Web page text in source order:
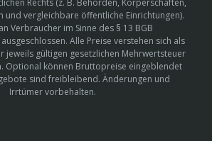
Rechts (z. B. Behörden, Körperschaften,
und vergleichbare öffentliche Einrichtungen).
Verbraucher im Sinne des § 13 BGB
Alle Preise verstehen sich als
jeweils gültigen gesetzlichen Mehrwertsteuer
Optional können Bruttopreise eingeblendet
sind freibleibend. Änderungen und
Irrtümer vorbehalten.